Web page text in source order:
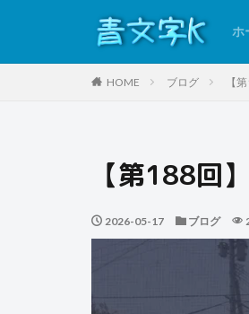
ホ
HOME ブログ 【
【第188回
2026-05-17 ブログ